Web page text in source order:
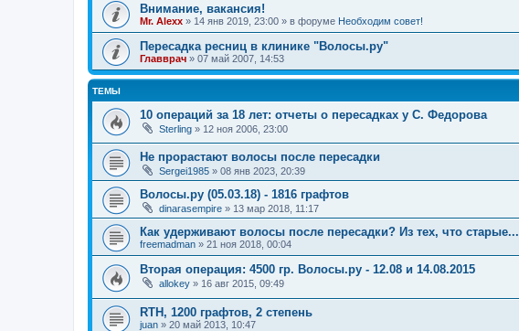
Внимание, вакансия!
Mr. Alexx » 14 янв 2019, 23:00 » в форуме Необходим совет!
Пересадка ресниц в клинике "Волосы.ру"
Главврач » 07 май 2007, 14:53
ТЕМЫ
10 операций за 18 лет: отчеты о пересадках у С. Федорова
Sterling » 12 ноя 2006, 23:00
Не прорастают волосы после пересадки
Sergei1985 » 08 янв 2023, 20:39
Волосы.ру (05.03.18) - 1816 графтов
dinarasempire » 13 мар 2018, 11:17
Как удерживают волосы после пересадки? Из тех, что старые...
freemadman » 21 ноя 2018, 00:04
Вторая операция: 4500 гр. Волосы.ру - 12.08 и 14.08.2015
allokey » 16 авг 2015, 09:49
RTH, 1200 графтов, 2 степень
juan » 20 май 2013, 10:47